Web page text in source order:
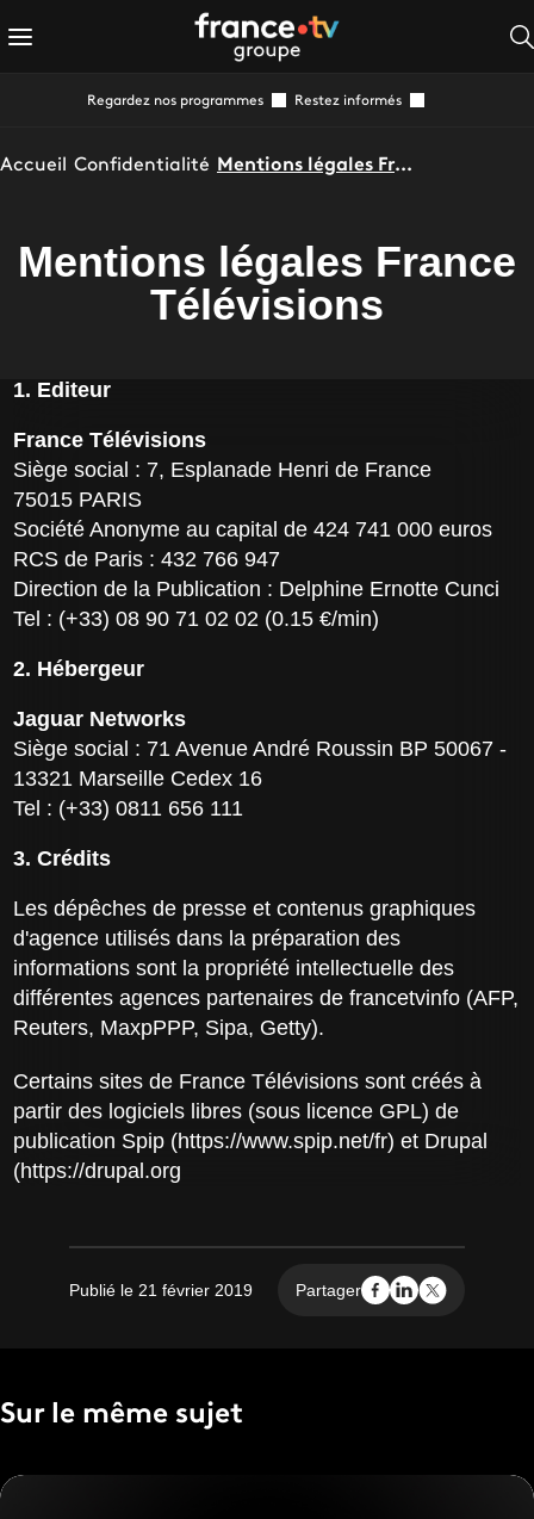
Regardez nos programmes Restez informés
Accueil Confidentialité Mentions légales France Télévisions
Mentions légales France
Télévisions
1. Editeur
France Télévisions
Siège social : 7, Esplanade Henri de France
75015 PARIS
Société Anonyme au capital de 424 741 000 euros
RCS de Paris : 432 766 947
Direction de la Publication : Delphine Ernotte Cunci
Tel : (+33) 08 90 71 02 02 (0.15 €/min)
2. Hébergeur
Jaguar Networks
Siège social : 71 Avenue André Roussin BP 50067 -
13321 Marseille Cedex 16
Tel : (+33) 0811 656 111
3. Crédits
Les dépêches de presse et contenus graphiques
d'agence utilisés dans la préparation des
informations sont la propriété intellectuelle des
différentes agences partenaires de francetvinfo (AFP,
Reuters, MaxpPPP, Sipa, Getty).
Certains sites de France Télévisions sont créés à
partir des logiciels libres (sous licence GPL) de
publication Spip (https://www.spip.net/fr) et Drupal
(https://drupal.org
Publié le 21 février 2019 Partager
Sur le même sujet